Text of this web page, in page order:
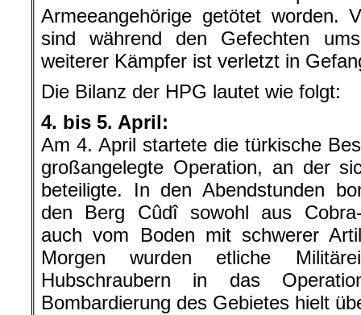
Armeeangehörige getötet worden.
sind während den Gefechten
weiterer Kämpfer ist verletzt in
Die Bilanz der HPG lautet wie folgt:
4. bis 5. April:
Am 4. April startete die türkische
großangelegte Operation, an der
beteiligte. In den Abendstunden
den Berg Cûdî sowohl aus Cobra-
auch vom Boden mit schwerer
Morgen wurden etliche
Hubschraubern in das
Bombardierung des Gebietes hielt